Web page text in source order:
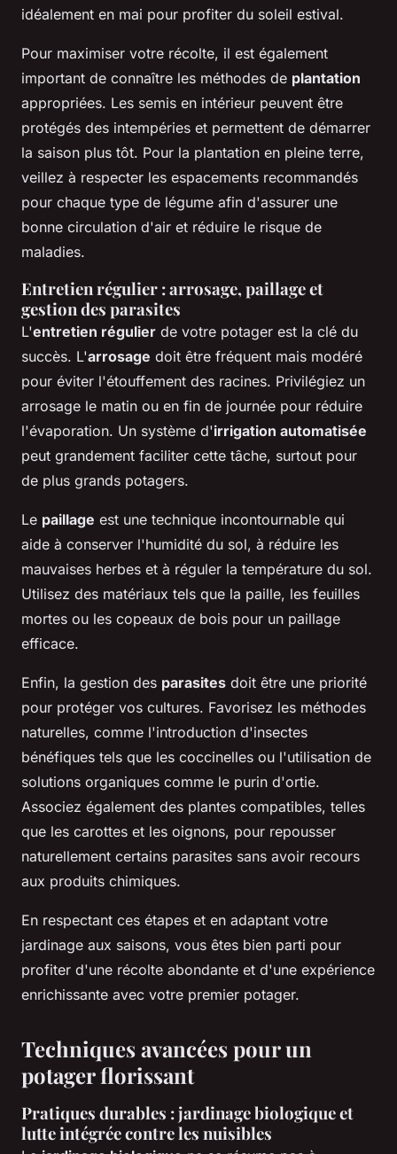
idéalement en mai pour profiter du soleil estival.
Pour maximiser votre récolte, il est également
important de connaître les méthodes de plantation
appropriées. Les semis en intérieur peuvent être
protégés des intempéries et permettent de démarrer
la saison plus tôt. Pour la plantation en pleine terre,
veillez à respecter les espacements recommandés
pour chaque type de légume afin d'assurer une
bonne circulation d'air et réduire le risque de
maladies.
Entretien régulier : arrosage, paillage et
gestion des parasites
L'entretien régulier de votre potager est la clé du
succès. L'arrosage doit être fréquent mais modéré
pour éviter l'étouffement des racines. Privilégiez un
arrosage le matin ou en fin de journée pour réduire
l'évaporation. Un système d'irrigation automatisée
peut grandement faciliter cette tâche, surtout pour
de plus grands potagers.
Le paillage est une technique incontournable qui
aide à conserver l'humidité du sol, à réduire les
mauvaises herbes et à réguler la température du sol.
Utilisez des matériaux tels que la paille, les feuilles
mortes ou les copeaux de bois pour un paillage
efficace.
Enfin, la gestion des parasites doit être une priorité
pour protéger vos cultures. Favorisez les méthodes
naturelles, comme l'introduction d'insectes
bénéfiques tels que les coccinelles ou l'utilisation de
solutions organiques comme le purin d'ortie.
Associez également des plantes compatibles, telles
que les carottes et les oignons, pour repousser
naturellement certains parasites sans avoir recours
aux produits chimiques.
En respectant ces étapes et en adaptant votre
jardinage aux saisons, vous êtes bien parti pour
profiter d'une récolte abondante et d'une expérience
enrichissante avec votre premier potager.
Techniques avancées pour un
potager florissant
Pratiques durables : jardinage biologique et
lutte intégrée contre les nuisibles